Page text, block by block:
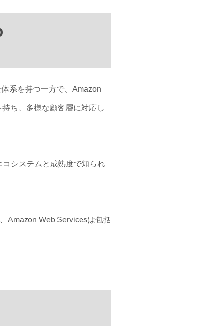
系を持つ一方で、Amazon
ち、多様な顧客層に対応し
システムと成熟度で知られ
Amazon Web Servicesは包括